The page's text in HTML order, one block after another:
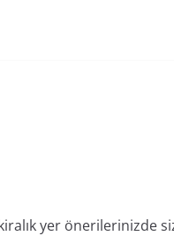
yer önerilerinizde